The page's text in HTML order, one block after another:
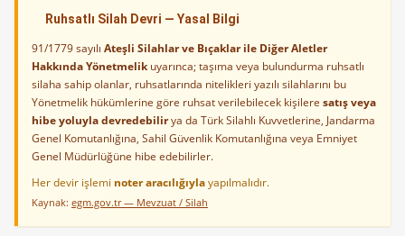
Ruhsatlı Silah Devri — Yasal Bilgi
91/1779 sayılı Ateşli Silahlar ve Bıçaklar ile Diğer Aletler
Hakkında Yönetmelikuyarınca; taşıma veya bulundurma ruhsatlı
silaha sahip olanlar, ruhsatlarında nitelikleri yazılı silahlarını bu
Yönetmelik hükümlerine göre ruhsat verilebilecek kişilere satış veya
hibe yoluyla devredebilirya da Türk Silahlı Kuvvetlerine, Jandarma
Genel Komutanlığına, Sahil Güvenlik Komutanlığına veya Emniyet
Genel Müdürlüğüne hibe edebilirler.
Her devir işlemi noter aracılığıylayapılmalıdır.
Kaynak: egm.gov.tr — Mevzuat / Silah